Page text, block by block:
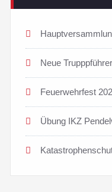
Neue Trupppführer
Feuerwehrfest
Übung IKZ